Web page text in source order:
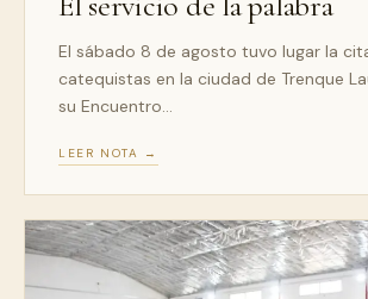
El sábado 8 de agosto tuvo lugar la
catequistas en la ciudad de Trenque
su Encuentro…
LEER NOTA →